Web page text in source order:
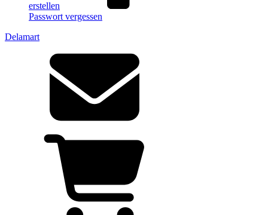
erstellen
Passwort vergessen
Delamart